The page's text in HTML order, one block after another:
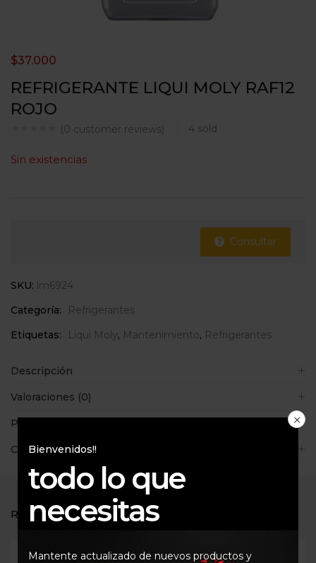
REFRIGERANTE LIQUI MOLY RAF12
ROJO
(0 customer reviews) 4 sold
$37.000
Sin existencias
Consultar
SKU: lm6924
Categoría:
Refrigerantes
Etiquetas:
Liqui Moly, Mantenimiento, Refrigerantes
Descripción
Valoraciones (0)
Políticas de la tienda
Consultas
RELATED PRODUCTS
Bienvenidos!!
todo lo que
necesitas
Mantente actualizado de nuevos productos y